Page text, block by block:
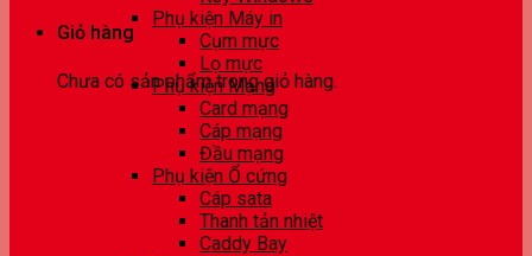
Giỏ hàng
Chưa có sản phẩm trong giỏ hàng.
Phụ kiện Máy in
Cụm mực
Lọ mực
Phụ kiện Mạng
Card mạng
Cáp mạng
Đầu mạng
Phụ kiện Ổ cứng
Cáp sata
Thanh tản nhiệt
Caddy Bay